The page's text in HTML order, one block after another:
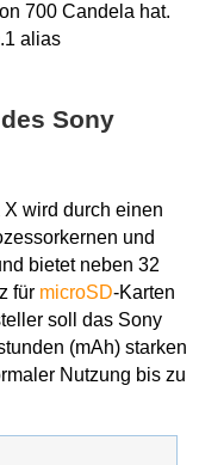
700 Candela hat.
alias
Sony
wird durch einen
und
bietet neben 32
für microSD-Karten
soll das Sony
(mAh) starken
Nutzung bis zu